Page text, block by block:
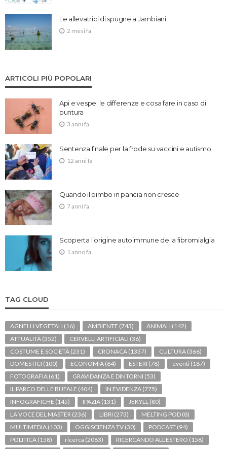
Le allevatrici di spugne a Jambiani
2 mesi fa
ARTICOLI PIÙ POPOLARI
Api e vespe: le differenze e cosa fare in caso di
puntura
3 anni fa
Sentenza finale per la frode su vaccini e autismo
12 anni fa
Quando il bimbo in pancia non cresce
7 anni fa
Scoperta l’origine autoimmune della fibromialgia
1 anno fa
TAG CLOUD
AGNELLI VEGETALI (16) AMBIENTE (743) ANIMALI (142)
ATTUALITÀ (352) CERVELLI ARTIFICIALI (36)
COSTUME E SOCIETÀ (231) CRONACA (1337) CULTURA (366)
DOMESTICI (100) ECONOMIA (64) ESTERI (78) eventi (187)
FOTOGRAFIA (61) GRAVIDANZA E DINTORNI (53)
IL PARCO DELLE BUFALE (404) IN EVIDENZA (775)
INFOGRAFICHE (145) IPAZIA (131) JEKYLL (80)
LA VOCE DEL MASTER (236) LIBRI (273) MELTING POD (8)
MULTIMEDIA (103) OGGISCIENZA TV (30) PODCAST (94)
POLITICA (158) ricerca (2083) RICERCANDO ALL'ESTERO (158)